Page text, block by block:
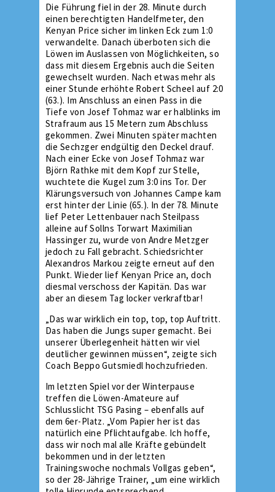
Die Führung fiel in der 28. Minute durch
einen berechtigten Handelfmeter, den
Kenyan Price sicher im linken Eck zum 1:0
verwandelte. Danach überboten sich die
Löwen im Auslassen von Möglichkeiten, so
dass mit diesem Ergebnis auch die Seiten
gewechselt wurden. Nach etwas mehr als
einer Stunde erhöhte Robert Scheel auf 2:0
(63.). Im Anschluss an einen Pass in die
Tiefe von Josef Tohmaz war er halblinks im
Strafraum aus 15 Metern zum Abschluss
gekommen. Zwei Minuten später machten
die Sechzger endgültig den Deckel drauf.
Nach einer Ecke von Josef Tohmaz war
Björn Rathke mit dem Kopf zur Stelle,
wuchtete die Kugel zum 3:0 ins Tor. Der
Klärungsversuch von Johannes Campe kam
erst hinter der Linie (65.). In der 78. Minute
lief Peter Lettenbauer nach Steilpass
alleine auf Sollns Torwart Maximilian
Hassinger zu, wurde von Andre Metzger
jedoch zu Fall gebracht. Schiedsrichter
Alexandros Markou zeigte erneut auf den
Punkt. Wieder lief Kenyan Price an, doch
diesmal verschoss der Kapitän. Das war
aber an diesem Tag locker verkraftbar!
„Das war wirklich ein top, top, top Auftritt.
Das haben die Jungs super gemacht. Bei
unserer Überlegenheit hätten wir viel
deutlicher gewinnen müssen“, zeigte sich
Coach Beppo Gutsmiedl hochzufrieden.
Im letzten Spiel vor der Winterpause
treffen die Löwen-Amateure auf
Schlusslicht TSG Pasing – ebenfalls auf
dem 6er-Platz. „Vom Papier her ist das
natürlich eine Pflichtaufgabe. Ich hoffe,
dass wir noch mal alle Kräfte gebündelt
bekommen und in der letzten
Trainingswoche nochmals Vollgas geben“,
so der 28-Jährige Trainer, „um eine wirklich